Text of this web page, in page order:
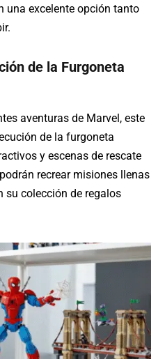
una excelente opción tanto
de la Furgoneta
aventuras de Marvel, este
de la furgoneta
y escenas de rescate
recrear misiones llenas
su colección de regalos